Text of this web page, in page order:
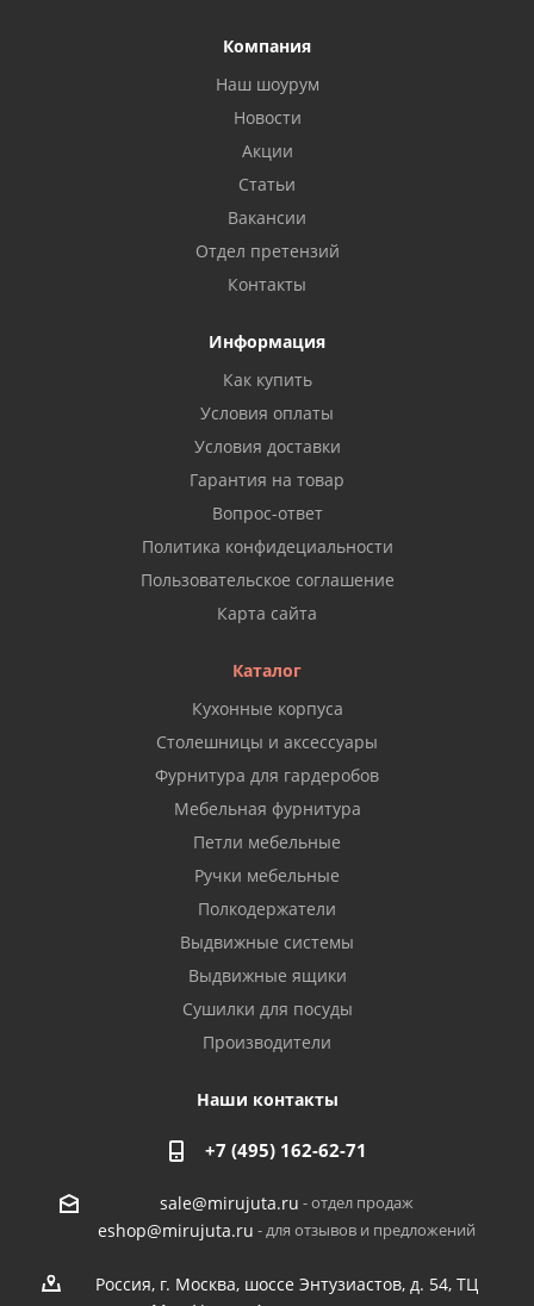
Компания
Наш шоурум
Новости
Акции
Статьи
Вакансии
Отдел претензий
Контакты
Информация
Как купить
Условия оплаты
Условия доставки
Гарантия на товар
Вопрос-ответ
Политика конфидециальности
Пользовательское соглашение
Карта сайта
Каталог
Кухонные корпуса
Столешницы и аксессуары
Фурнитура для гардеробов
Мебельная фурнитура
Петли мебельные
Ручки мебельные
Полкодержатели
Выдвижные системы
Выдвижные ящики
Сушилки для посуды
Производители
Наши контакты
+7 (495) 162-62-71
sale@mirujuta.ru - отдел продаж
eshop@mirujuta.ru - для отзывов и предложений
Россия, г. Москва, шоссе Энтузиастов, д. 54, ТЦ